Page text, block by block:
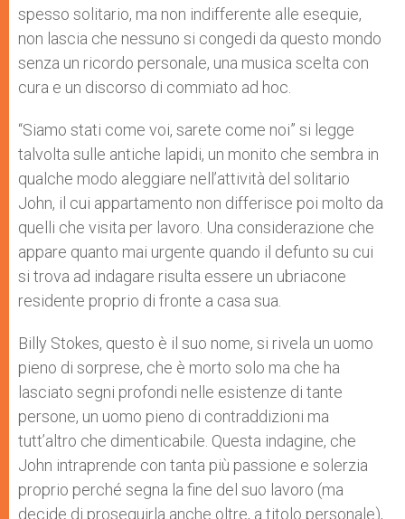
spesso solitario, ma non indifferente alle esequie,
non lascia che nessuno si congedi da questo mondo
senza un ricordo personale, una musica scelta con
cura e un discorso di commiato ad hoc.
“Siamo stati come voi, sarete come noi” si legge
talvolta sulle antiche lapidi, un monito che sembra in
qualche modo aleggiare nell’attività del solitario
John, il cui appartamento non differisce poi molto da
quelli che visita per lavoro. Una considerazione che
appare quanto mai urgente quando il defunto su cui
si trova ad indagare risulta essere un ubriacone
residente proprio di fronte a casa sua.
Billy Stokes, questo è il suo nome, si rivela un uomo
pieno di sorprese, che è morto solo ma che ha
lasciato segni profondi nelle esistenze di tante
persone, un uomo pieno di contraddizioni ma
tutt’altro che dimenticabile. Questa indagine, che
John intraprende con tanta più passione e solerzia
proprio perché segna la fine del suo lavoro (ma
decide di proseguirla anche oltre, a titolo personale),